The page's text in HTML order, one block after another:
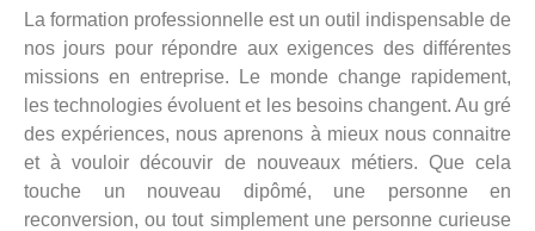
La formation professionnelle est un outil indispensable de
nos jours pour répondre aux exigences des différentes
missions en entreprise. Le monde change rapidement,
les technologies évoluent et les besoins changent. Au gré
des expériences, nous aprenons à mieux nous connaitre
et à vouloir découvir de nouveaux métiers. Que cela
touche un nouveau dipômé, une personne en
reconversion, ou tout simplement une personne curieuse